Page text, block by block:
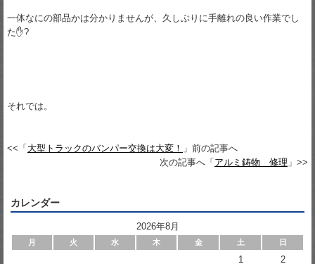
一体なにの部品かは分かりませんが、久しぶりに手離れの良い作業でし
た✋?
それでは。
<<「大型トラックのバンパー交換は大変！ 」前の記事へ
次の記事へ「アルミ鋳物 修理 」>>
カレンダー
2026年8月
月 火 水 木 金 土 日
1
2